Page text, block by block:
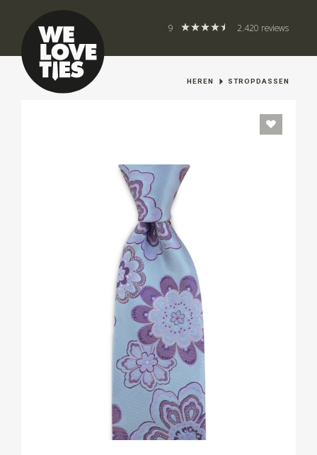
9 2.420 reviews
HEREN STROPDASSEN